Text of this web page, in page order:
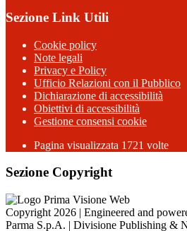
Sezione Link Utili
Cookie policy
Note legali
Privacy e Policy
Ufficio Relazioni con il Pubblico
Dichiarazione di accessibilità
Obiettivi di accessibilità
Gestione consensi cookie
Pagina visualizzata 1721 volte
Sezione Copyright
Copyright 2026 | Engineered and
Parma S.p.A. | Divisione Publishing &